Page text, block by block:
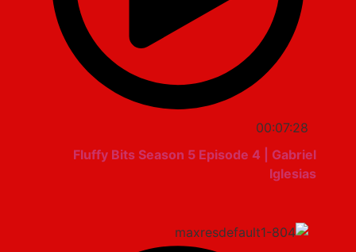
00:07:28
Fluffy Bits Season 5 Episode 4 | Gabriel
Iglesias